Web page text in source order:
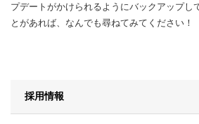
プデートがかけられるようにバックアップし
とがあれば、なんでも尋ねてみてください！
採用情報